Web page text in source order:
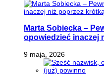
Marta Sobiecka –
opowiedzieć inaczej
9 maja, 2026